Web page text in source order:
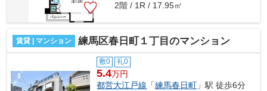
2階 / 1R / 17.95㎡
賃貸 | マンション 練馬区春日町１丁目のマンション
敷0 礼0
5.4万円
都営大江戸線 「練馬春日町 」駅 徒歩6分